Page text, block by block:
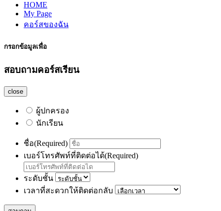
HOME
My Page
คอร์สของฉัน
กรอกข้อมูลเพื่อ
สอบถามคอร์สเรียน
close
ผู้ปกครอง
นักเรียน
ชื่อ(Required)
เบอร์โทรศัพท์ที่ติดต่อได้(Required)
ระดับชั้น
เวลาที่สะดวกให้ติดต่อกลับ